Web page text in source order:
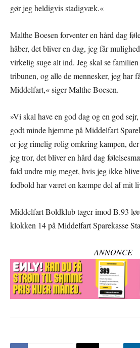
gør jeg heldigvis stadigvæk.«
Malthe Boesen forventer en hård dag
håber, det bliver en dag, jeg får
virkelig suge alt ind. Jeg skal se familien
tribunen, og alle de mennesker, jeg har
Middelfart,« siger Malthe Boesen.
»Vi skal have en god dag og en god
godt minde hjemme på Middelfart
er jeg rimelig rolig omkring kampen,
jeg tror, det bliver en hård dag
fald undre mig meget, hvis jeg ikke
fodbold har været en kæmpe del af mit
Middelfart Boldklub tager imod B.93
klokken 14 på Middelfart Sparekasse
ANNONCE